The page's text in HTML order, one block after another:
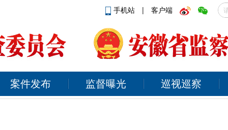
手机站 | 客户端
案件发布 监督曝光 巡视巡察